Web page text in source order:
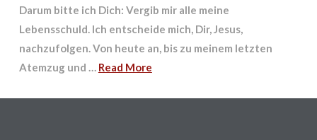
Darum bitte ich Dich: Vergib mir alle meine
Lebensschuld. Ich entscheide mich, Dir, Jesus,
nachzufolgen. Von heute an, bis zu meinem letzten
Atemzug und … Read More